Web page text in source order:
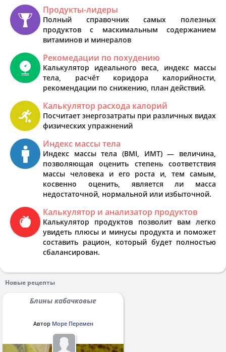
Продукты-лидеры
Полный справочник самых полезных
продуктов с маскимальным содержанием
витаминов и минералов
Рекомедации по похудению
Калькулятор идеального веса, индекс массы
тела, расчёт коридора калорийности,
рекомендации по снижению, план действий.
Калькулятор расхода калорий
Посчитает энергозатраты при различных видах
физических упражнений
Индекс массы тела
Индекс массы тела (BMI, ИМТ) — величина,
позволяющая оценить степень соответствия
массы человека и его роста и, тем самым,
косвенно оценить, является ли масса
недостаточной, нормальной или избыточной.
Калькулятор и анализатор продуктов
Калькулятор продуктов позволит вам легко
увидеть плюсы и минусы продукта и поможет
составить рацион, который будет полностью
сбалансирован.
Новые рецепты
Блины кабачковые
Автор Море Перемен